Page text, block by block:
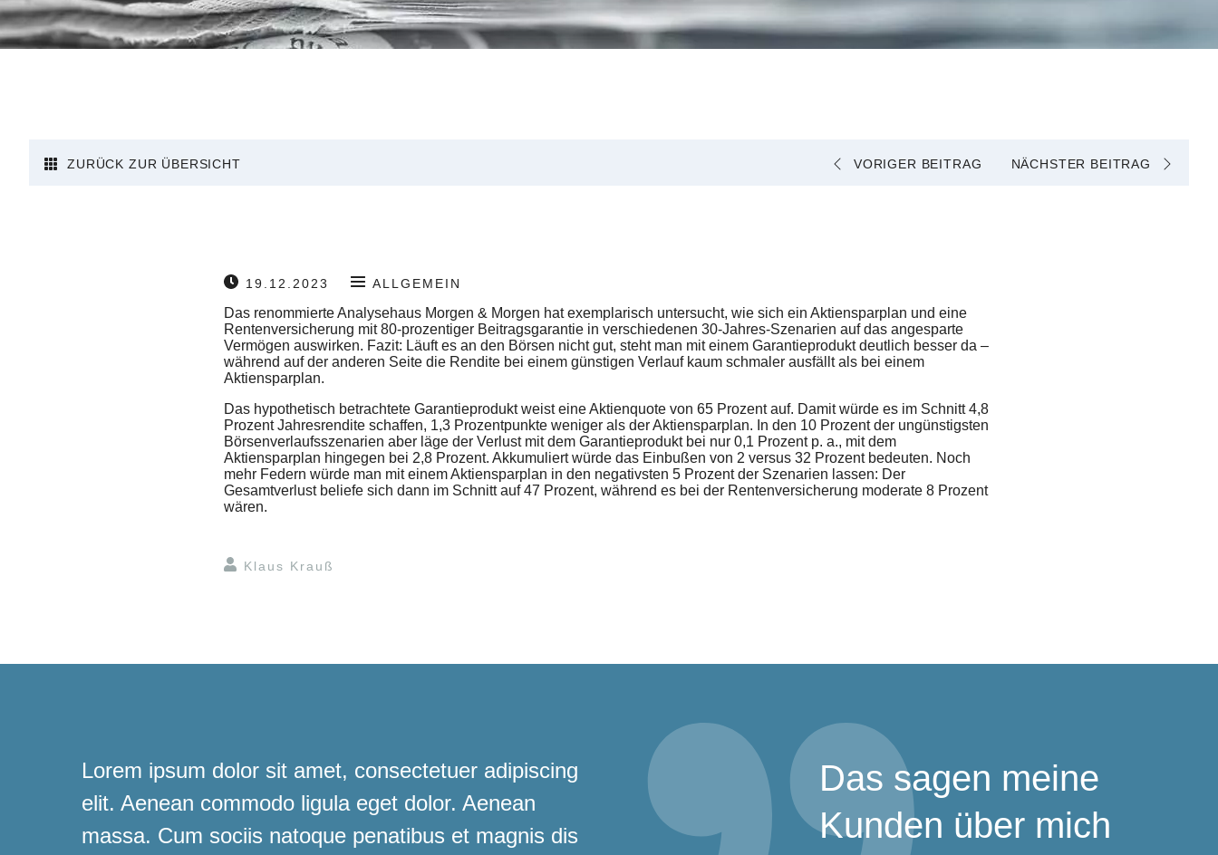
ZURÜCK ZUR ÜBERSICHT VORIGER BEITRAG NÄCHSTER BEITRAG
19.12.2023 ALLGEMEIN
Das renommierte Analysehaus Morgen & Morgen hat exemplarisch untersucht, wie sich ein Aktiensparplan und eine
Rentenversicherung mit 80-prozentiger Beitragsgarantie in verschiedenen 30-Jahres-Szenarien auf das angesparte
Vermögen auswirken. Fazit: Läuft es an den Börsen nicht gut, steht man mit einem Garantieprodukt deutlich besser da –
während auf der anderen Seite die Rendite bei einem günstigen Verlauf kaum schmaler ausfällt als bei einem
Aktiensparplan.
Das hypothetisch betrachtete Garantieprodukt weist eine Aktienquote von 65 Prozent auf. Damit würde es im Schnitt 4,8
Prozent Jahresrendite schaffen, 1,3 Prozentpunkte weniger als der Aktiensparplan. In den 10 Prozent der ungünstigsten
Börsenverlaufsszenarien aber läge der Verlust mit dem Garantieprodukt bei nur 0,1 Prozent p. a., mit dem
Aktiensparplan hingegen bei 2,8 Prozent. Akkumuliert würde das Einbußen von 2 versus 32 Prozent bedeuten. Noch
mehr Federn würde man mit einem Aktiensparplan in den negativsten 5 Prozent der Szenarien lassen: Der
Gesamtverlust beliefe sich dann im Schnitt auf 47 Prozent, während es bei der Rentenversicherung moderate 8 Prozent
wären.
Klaus Krauß
Das sagen meine
Kunden über mich
Lorem ipsum dolor sit amet, consectetuer adipiscing
elit. Aenean commodo ligula eget dolor. Aenean
massa. Cum sociis natoque penatibus et magnis dis